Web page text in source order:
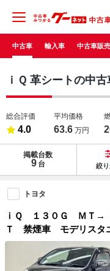
中古車 輸入車 中古車販
ｉＱ 革シートの中古
総合評価
4.0
平均価格
63.6 万円
掲載台数
9 台 絞
トヨタ
ｉＱ １３０Ｇ ＭＴ→
Ｔ 禁煙車 モデリスタ
ＥＴＣ イクリプスナ
ｏｏｔｈオーディオ